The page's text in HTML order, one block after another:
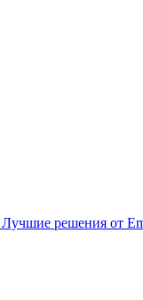
решения от